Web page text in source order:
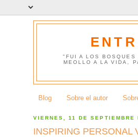
"FUI A LOS BOSQUES
MEOLLO A LA VIDA,
Blog Sobre el autor
VIERNES, 11 DE SEPTIEMBRE
INSPIRING PERSONAL